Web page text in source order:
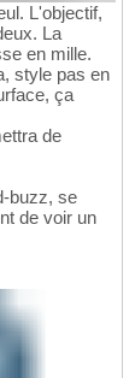
L'objectif,
La
en mille.
style pas en
ça
de
buzz, se
de voir un